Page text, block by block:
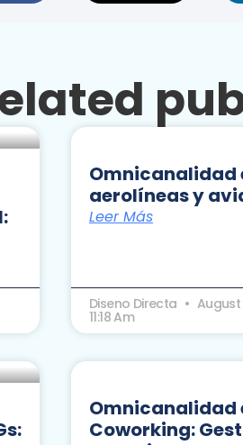
Omnicanalidad
aerolíneas y
Leer Más
Diseno Directa August
11:18 Am
Omnicanalidad
Coworking: